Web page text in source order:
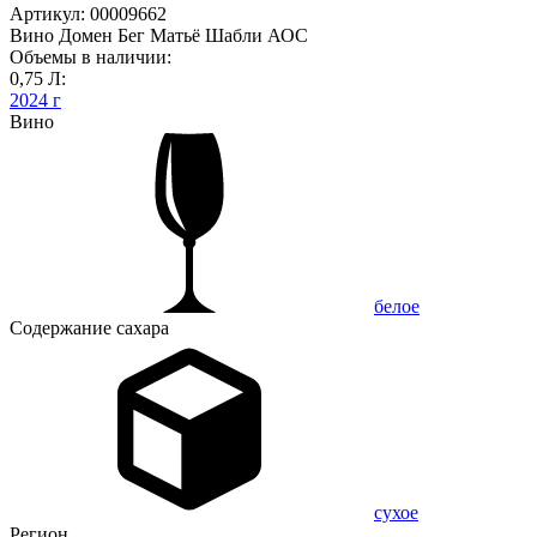
Артикул: 00009662
Вино Домен Бег Матьё Шабли АОС
Объемы в наличии:
0,75 Л:
2024 г
Вино
белое
Содержание сахара
сухое